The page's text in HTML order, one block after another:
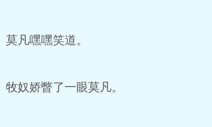
莫凡嘿嘿笑道。
牧奴娇瞥了一眼莫凡。